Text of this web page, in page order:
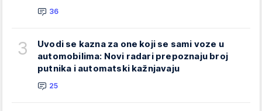
36
3
Uvodi se kazna za one koji se sami voze u
automobilima: Novi radari prepoznaju broj
putnika i automatski kažnjavaju
25